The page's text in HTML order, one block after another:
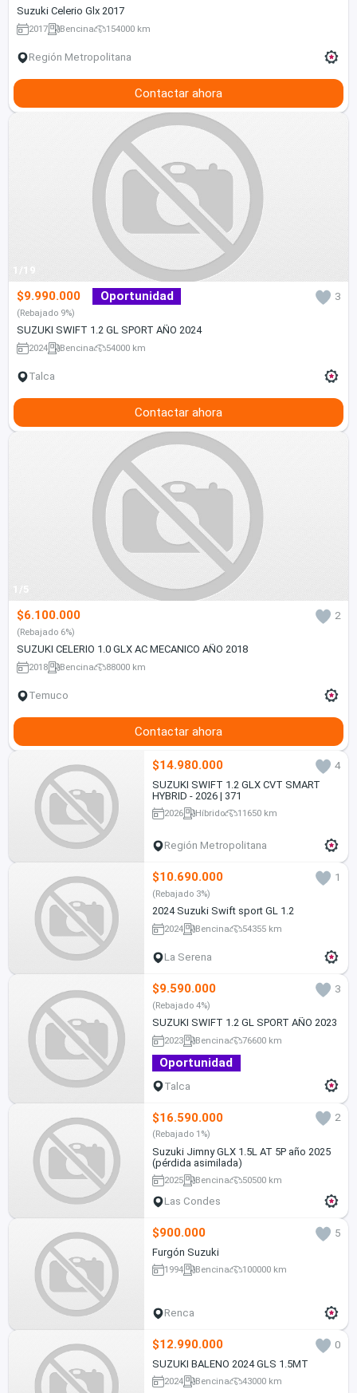
Suzuki Celerio Glx 2017
2017 Bencina 154000 km
Región Metropolitana
Contactar ahora
1/19
$9.990.000 Oportunidad 3
(Rebajado 9%)
SUZUKI SWIFT 1.2 GL SPORT AÑO 2024
2024 Bencina 54000 km
Talca
Contactar ahora
1/5
$6.100.000 2
(Rebajado 6%)
SUZUKI CELERIO 1.0 GLX AC MECANICO AÑO 2018
2018 Bencina 88000 km
Temuco
Contactar ahora
$14.980.000
4
SUZUKI SWIFT 1.2 GLX CVT SMART
HYBRID - 2026 | 371
2026 Híbrido 11650 km
Región Metropolitana
$10.690.000 1
(Rebajado 3%)
2024 Suzuki Swift sport GL 1.2
2024 Bencina 54355 km
La Serena
$9.590.000 3
(Rebajado 4%)
SUZUKI SWIFT 1.2 GL SPORT AÑO 2023
2023 Bencina 76600 km
Oportunidad
Talca
$16.590.000 2
(Rebajado 1%)
Suzuki Jimny GLX 1.5L AT 5P año 2025
(pérdida asimilada)
2025 Bencina 50500 km
Las Condes
$900.000
5
Furgón Suzuki
1994 Bencina 100000 km
Renca
$12.990.000
0
SUZUKI BALENO 2024 GLS 1.5MT
2024 Bencina 43000 km